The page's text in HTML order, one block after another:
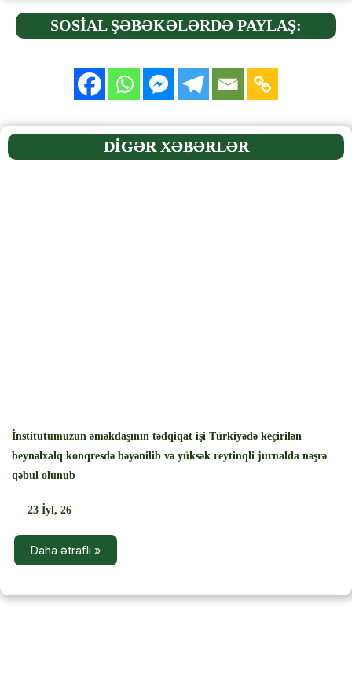
SOSİAL ŞƏBƏKƏLƏRDƏ PAYLAŞ:
DİGƏR XƏBƏRLƏR
İnstitutumuzun əməkdaşının tədqiqat işi Türkiyədə keçirilən
beynəlxalq konqresdə bəyənilib və yüksək reytinqli jurnalda nəşrə
qəbul olunub
23 İyl, 26
Daha ətraflı »